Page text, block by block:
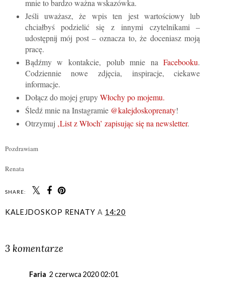
mnie to bardzo ważna wskazówka.
Jeśli uważasz, że wpis ten jest wartościowy lub
chciałbyś podzielić się z innymi czytelnikami –
udostępnij mój post – oznacza to, że doceniasz moją
pracę.
Bądźmy w kontakcie, polub mnie naFacebooku.
Codziennie nowe zdjęcia, inspiracje, ciekawe
informacje.
Dołącz do mojej grupyWłochy po mojemu.
Śledź mnie na Instagramie @kalejdoskoprenaty!
Otrzymuj ‚List z Włoch’ zapisując się na newsletter.
Pozdrawiam
Renata
SHARE:
KALEJDOSKOP RENATY A 14:20
3 komentarze
Faria 2 czerwca 2020 02:01